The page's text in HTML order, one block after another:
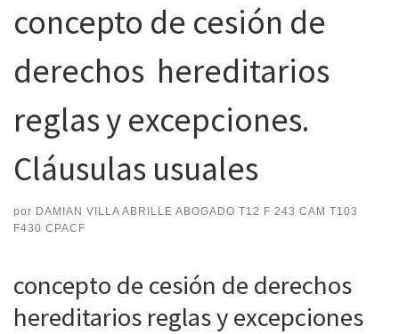
concepto de cesión de
derechos hereditarios
reglas y excepciones.
Cláusulas usuales
por DAMIAN VILLA ABRILLE ABOGADO T12 F 243 CAM T103
F430 CPACF
concepto de cesión de derechos
hereditarios reglas y excepciones